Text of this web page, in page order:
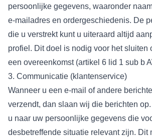
persoonlijke gegevens, waaronder
e-mailadres en ordergeschiedenis. De
die u verstrekt kunt u uiteraard altijd
profiel. Dit doel is nodig voor het sluiten
een overeenkomst (artikel 6 lid 1 sub b
3. Communicatie (klantenservice)
Wanneer u een e-mail of andere
verzendt, dan slaan wij die berichten
u naar uw persoonlijke gegevens die
desbetreffende situatie relevant zijn. Dit